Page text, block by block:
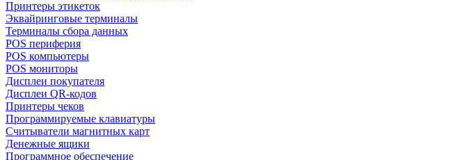
Принтеры этикеток
Эквайринговые терминалы
Терминалы сбора данных
POS периферия
POS компьютеры
POS мониторы
Дисплеи покупателя
Дисплеи QR-кодов
Принтеры чеков
Программируемые клавиатуры
Считыватели магнитных карт
Денежные ящики
Программное обеспечение